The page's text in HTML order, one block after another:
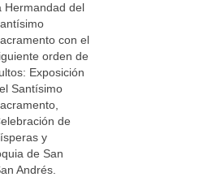
Hermandad del
con el
orden de
Exposición
Santísimo
de
y
de San
Andrés.